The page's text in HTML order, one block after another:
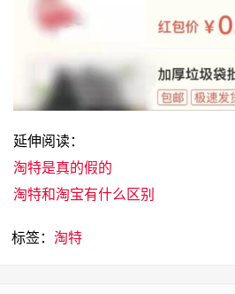
延伸阅读：
淘特是真的假的
淘特和淘宝有什么区别
标签：淘特